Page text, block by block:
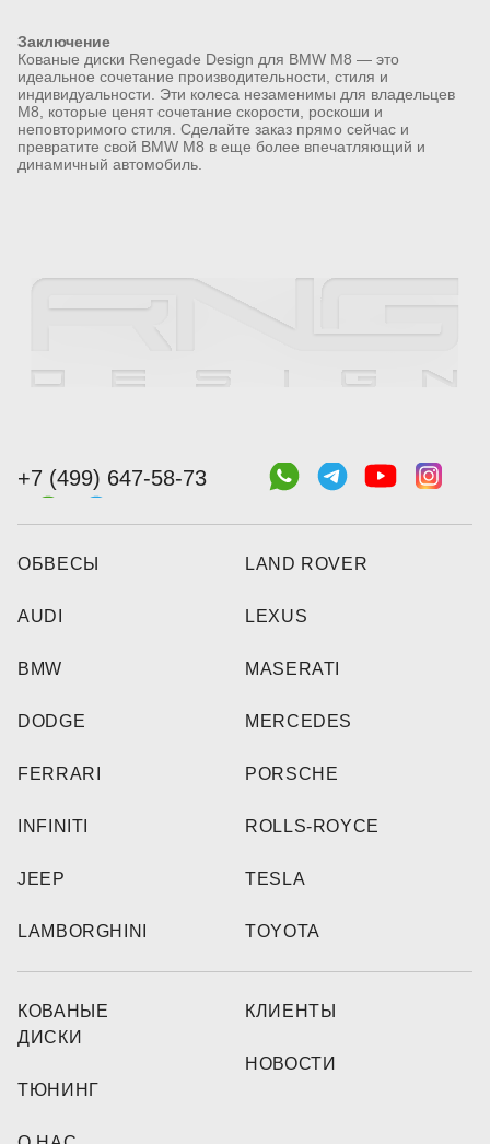
Заключение
Кованые диски Renegade Design для BMW M8 — это
идеальное сочетание производительности, стиля и
индивидуальности. Эти колеса незаменимы для владельцев
M8, которые ценят сочетание скорости, роскоши и
неповторимого стиля. Сделайте заказ прямо сейчас и
превратите свой BMW M8 в еще более впечатляющий и
динамичный автомобиль.
+7 (499) 647-58-73
ОБВЕСЫ
AUDI
BMW
DODGE
FERRARI
INFINITI
JEEP
LAMBORGHINI
LAND ROVER
LEXUS
MASERATI
MERCEDES
PORSCHE
ROLLS-ROYCE
TESLA
TOYOTA
КОВАНЫЕ
ДИСКИ
ТЮНИНГ
КЛИЕНТЫ
НОВОСТИ